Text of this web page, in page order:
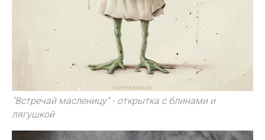
"Встречай масленицу" - открытка с блинами и
лягушкой